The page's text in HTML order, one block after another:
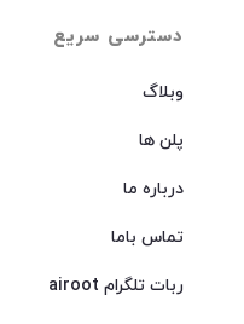
دسترسی سریع
وبلاگ
پلن ها
درباره ما
تماس باما
ربات تلگرام airoot